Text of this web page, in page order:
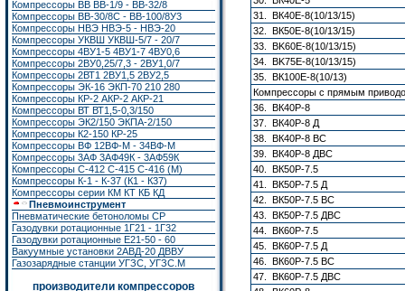
Компрессоры ВВ ВВ-1/9 - ВВ-32/8
Компрессоры ВВ-30/8С - ВВ-100/8У3
Компрессоры НВЭ НВЭ-5 - НВЭ-20
Компрессоры УКВШ УКВШ-5/7 - 20/7
Компрессоры 4ВУ1-5 4ВУ1-7 4ВУ0,6
Компрессоры 2ВУ0,25/7,3 - 2ВУ1,0/7
Компрессоры 2ВТ1 2ВУ1,5 2ВУ2,5
Компрессоры ЭК-16 ЭКП-70 210 280
Компрессоры КР-2 АКР-2 АКР-21
Компрессоры ВТ ВТ1,5-0,3/150
Компрессоры ЭК2/150 ЭКПА-2/150
Компрессоры К2-150 КР-25
Компрессоры ВФ 12ВФ-М - 34ВФ-М
Компрессоры 3АФ 3АФ49К - 3АФ59К
Компрессоры С-412 С-415 С-416 (М)
Компрессоры К-1 - К-37 (К1 - К37)
Компрессоры серии КМ КТ КБ КД
Пневмоинструмент
Пневматические бетоноломы CP
Газодувки ротационные 1Г21 - 1Г32
Газодувки ротационные Е21-50 - 60
Вакуумные установки 2АВД-20 ДВВУ
Газозарядные станции УГЗС, УГЗС.М
производители компрессоров
31. ВК40E-8(10/13/15)
32. ВК50E-8(10/13/15)
33. BK60E-8(10/13/15)
34. BK75E-8(10/13/15)
35. ВК100Е-8(10/13)
Компрессоры с прямым
36. ВК40Р-8
37. ВК40Р-8 Д
38. ВК40Р-8 ВС
39. ВК40Р-8 ДВС
40. ВК50Р-7.5
41. ВК50Р-7.5 Д
42. ВК50Р-7.5 ВС
43. ВК50Р-7.5 ДВС
44. ВК60Р-7.5
45. ВК60Р-7.5 Д
46. ВК60Р-7.5 ВС
47. ВК60Р-7.5 ДВС